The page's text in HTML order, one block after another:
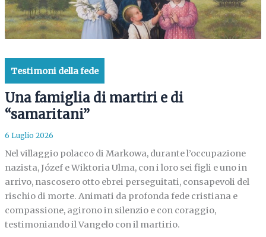
Testimoni della fede
Una famiglia di martiri e di
“samaritani”
6 Luglio 2026
Nel villaggio polacco di Markowa, durante l’occupazione
nazista, Józef e Wiktoria Ulma, con i loro sei figli e uno in
arrivo, nascosero otto ebrei perseguitati, consapevoli del
rischio di morte. Animati da profonda fede cristiana e
compassione, agirono in silenzio e con coraggio,
testimoniando il Vangelo con il martirio.